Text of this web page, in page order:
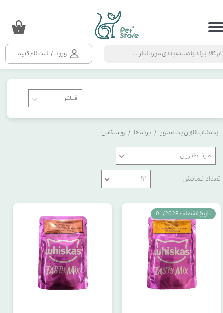
ورود / ثبت نام کنید
حساب کاربری من
سفارشات
۰
پت شاپ آنلاین پت استور برندها ویسکاس
مرتبط‌ترین
تعداد نمایش ۱۲
تاریخ انقضاء : 01/2028